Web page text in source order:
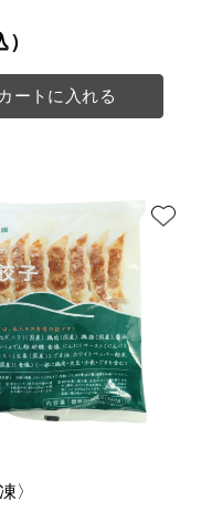
カートに入れる
〉